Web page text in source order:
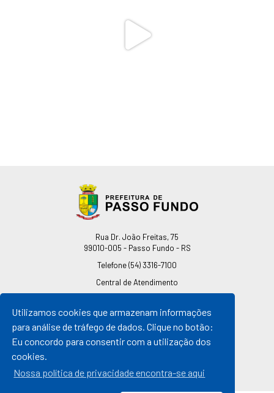
Utilizamos cookies que armazenam informações
para análise de tráfego de dados. Clique no botão:
Eu concordo para consentir com a utilização dos
cookies.
Nossa política de privacidade encontra-se aqui
Endereço
Rua Dr. João Freitas, 75
99010-005 - Passo Fundo - RS
Telefone(54) 3316-7100
Central de Atendimento
0800 541 7100
Horário de Atendimento
De segunda a sexta-feira
Das 13h30min às 17h